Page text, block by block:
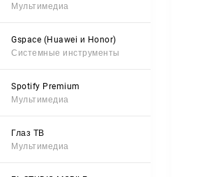
Мультимедиа
Gspace (Huawei и Honor)
Системные инструменты
Spotify Premium
Мультимедиа
Глаз ТВ
Мультимедиа